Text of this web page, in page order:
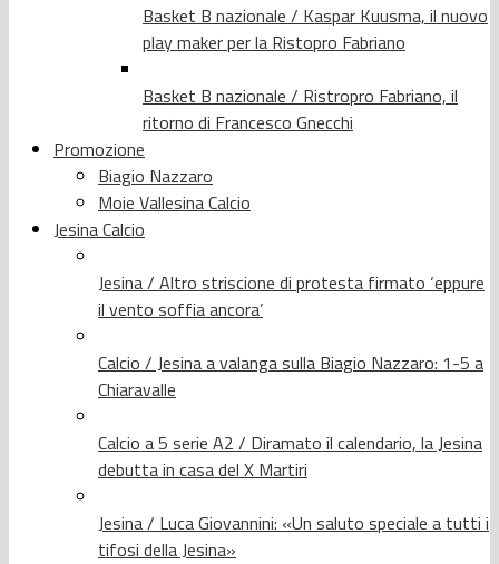
Basket B nazionale / Kaspar Kuusma, il nuovo
play maker per la Ristopro Fabriano
Basket B nazionale / Ristropro Fabriano, il
ritorno di Francesco Gnecchi
Promozione
Biagio Nazzaro
Moie Vallesina Calcio
Jesina Calcio
Jesina / Altro striscione di protesta firmato ‘eppure
il vento soffia ancora’
Calcio / Jesina a valanga sulla Biagio Nazzaro: 1-5 a
Chiaravalle
Calcio a 5 serie A2 / Diramato il calendario, la Jesina
debutta in casa del X Martiri
Jesina / Luca Giovannini: «Un saluto speciale a tutti i
tifosi della Jesina»